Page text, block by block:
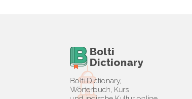
Bolti
Dictionary
Bolti Dictionary,
Wörterbuch, Kurs